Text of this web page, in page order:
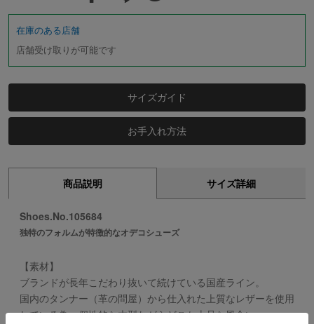
在庫のある店舗
店舗受け取りが可能です
サイズガイド
お手入れ方法
商品説明 サイズ詳細
Shoes.No.105684
独特のフォルムが特徴的なオデコシューズ
【素材】
ブランドが長年こだわり抜いて続けている国産ライン。
国内のタンナー（革の問屋）から仕入れた上質なレザーを使用
している為、個性的な木型ながらどこか上品な風合い。